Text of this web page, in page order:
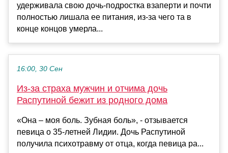
удерживала свою дочь-подростка взаперти и почти
полностью лишала ее питания, из-за чего та в
конце концов умерла...
16:00, 30 Сен
Из-за страха мужчин и отчима дочь
Распутиной бежит из родного дома
«Она – моя боль. Зубная боль», - отзывается
певица о 35-летней Лидии. Дочь Распутиной
получила психотравму от отца, когда певица ра...